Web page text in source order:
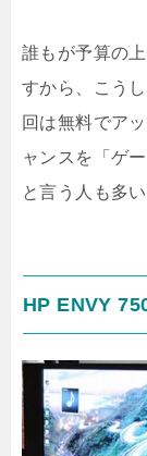
誰もが予算の
すから、こう
回は無料でア
ャンスを「ゲ
と言う人も多
HP ENVY